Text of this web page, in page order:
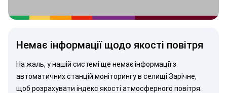
Немає інформації щодо якості повітря
На жаль, у нашій системі ще немає інформації з
автоматичних станцій моніторингу в селищі Зарічне,
щоб розрахувати індекс якості атмосферного повітря.